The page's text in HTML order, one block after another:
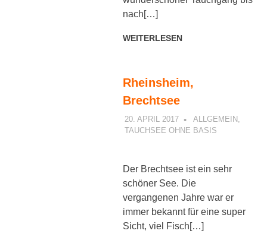
nach[…]
WEITERLESEN
Rheinsheim,
Brechtsee
20. APRIL 2017 PETER
ALLGEMEIN,
TAUCHSEE OHNE BASIS
Der Brechtsee ist ein sehr
schöner See. Die
vergangenen Jahre war er
immer bekannt für eine super
Sicht, viel Fisch[…]